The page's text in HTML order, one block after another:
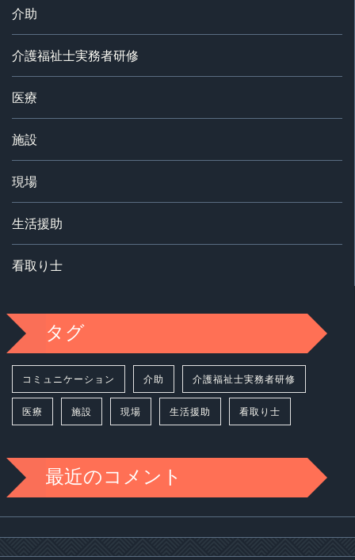
介助
介護福祉士実務者研修
医療
施設
現場
生活援助
看取り士
タグ
コミュニケーション 介助 介護福祉士実務者研修
医療 施設 現場 生活援助 看取り士
最近のコメント